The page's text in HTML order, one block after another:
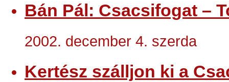
Bán Pál: Csacsifogat –
2002. december 4. szerda
Kertész szálljon ki a